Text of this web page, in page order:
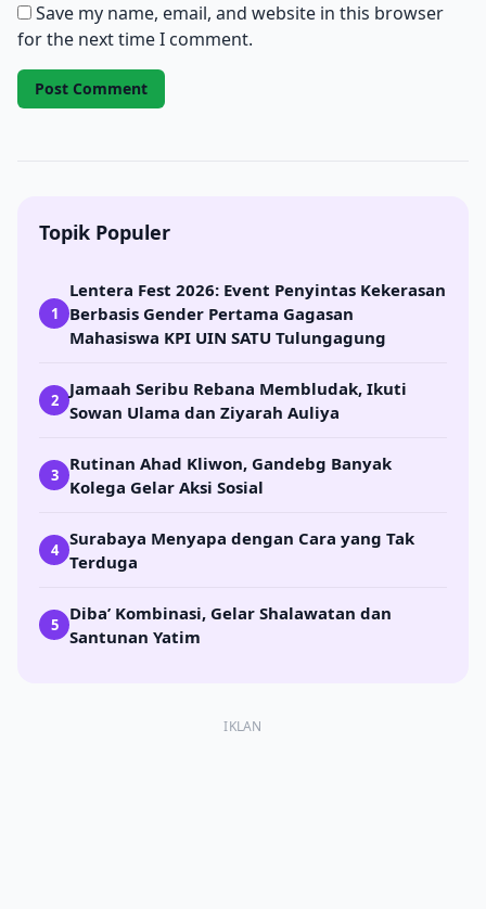
Save my name, email, and website in this browser
for the next time I comment.
Topik Populer
1
Lentera Fest 2026: Event Penyintas Kekerasan
Berbasis Gender Pertama Gagasan
Mahasiswa KPI UIN SATU Tulungagung
2
Jamaah Seribu Rebana Membludak, Ikuti
Sowan Ulama dan Ziyarah Auliya
3
Rutinan Ahad Kliwon, Gandebg Banyak
Kolega Gelar Aksi Sosial
4
Surabaya Menyapa dengan Cara yang Tak
Terduga
5
Diba’ Kombinasi, Gelar Shalawatan dan
Santunan Yatim
IKLAN